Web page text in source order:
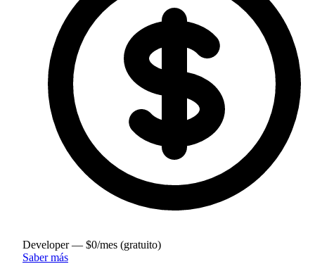
Developer — $0/mes (gratuito)
Saber más